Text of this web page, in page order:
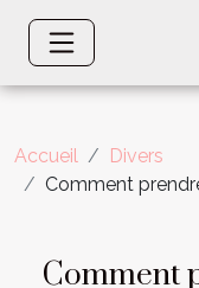
Accueil
Divers
Comment
Comment